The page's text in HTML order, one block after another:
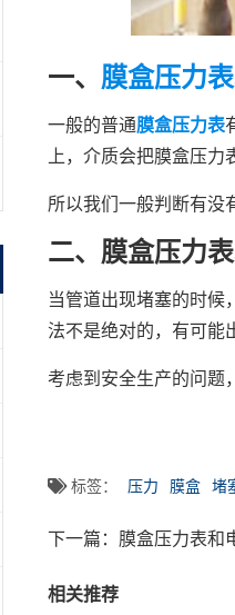
一、 膜盒压力表
一般的普通膜盒压力表
上，介质会把膜盒压力
所以我们一般判断有没
二、膜盒压力
当管道出现堵塞的时候
法不是绝对的，有可能
考虑到安全生产的问题
标签： 压力 膜盒 堵
下一篇： 膜盒压力表和
相关推荐